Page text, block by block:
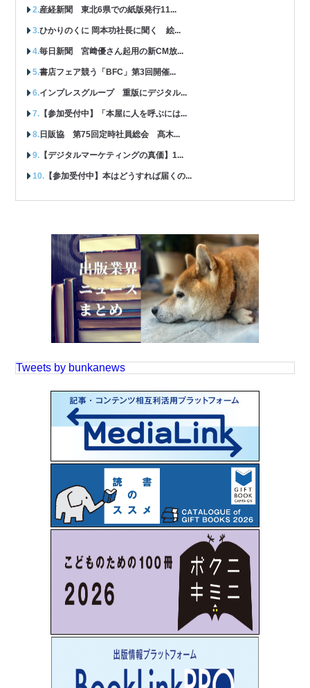
産経新聞 東北6県での紙版発行11...
ひかりのくに 岡本功社長に聞く 絵...
毎日新聞 宮﨑優さん起用の新CM放...
書店フェア競う「BFC」第3回開催...
インプレスグループ 重版にデジタル...
【参加受付中】「本屋に人を呼ぶには...
日販協 第75回定時社員総会 髙木...
【デジタルマーケティングの真価】1...
【参加受付中】本はどうすれば届くの...
Tweets by bunkanews